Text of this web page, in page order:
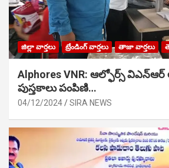
జిల్లా వార్తలు ట్రేండింగ్ వార్తలు తాజా వార్తలు
Alphores VNR: ఆల్ఫోర్స్
పుస్తకాలు పంపిణి…
04/12/2024 SIRA NEWS